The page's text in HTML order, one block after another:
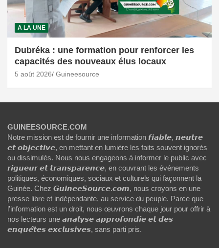
A LA UNE
Dubréka : une formation pour renforcer les
capacités des nouveaux élus locaux
5 août 2026 Guineesource
GUINEESOURCE.COM
Notre mission est de fournir une information 𝙛𝙞𝙖𝙗𝙡𝙚, 𝙣𝙚𝙪𝙩𝙧𝙚
𝙚𝙩 𝙤𝙗𝙟𝙚𝙘𝙩𝙞𝙫𝙚, en mettant en lumière les faits souvent ignorés
ou dissimulés. Nous nous engageons à informer le public avec
𝙧𝙞𝙜𝙪𝙚𝙪𝙧 𝙚𝙩 𝙩𝙧𝙖𝙣𝙨𝙥𝙖𝙧𝙚𝙣𝙘𝙚, en couvrant les événements
politiques, économiques, sociaux et culturels qui façonnent la
Guinée. Chez 𝙂𝙪𝙞𝙣𝙚𝙚𝙎𝙤𝙪𝙧𝙘𝙚.𝙘𝙤𝙢, nous croyons en une
presse libre et indépendante, au service du peuple. Parce que
l'information est un droit, nous œuvrons chaque jour pour offrir à
nos lecteurs une 𝙖𝙣𝙖𝙡𝙮𝙨𝙚 𝙖𝙥𝙥𝙧𝙤𝙛𝙤𝙣𝙙𝙞𝙚 𝙚𝙩 𝙙𝙚𝙨
𝙚𝙣𝙦𝙪𝙚̂𝙩𝙚𝙨 𝙚𝙭𝙘𝙡𝙪𝙨𝙞𝙫𝙚𝙨, sans parti pris.